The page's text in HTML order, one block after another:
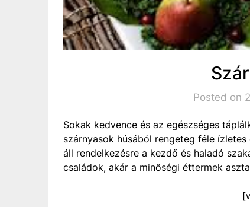
Posted on
Sokak kedvence és az egészséges
szárnyasok húsából rengeteg féle
áll rendelkezésre a kezdő és haladó
családok, akár a minőségi éttermek